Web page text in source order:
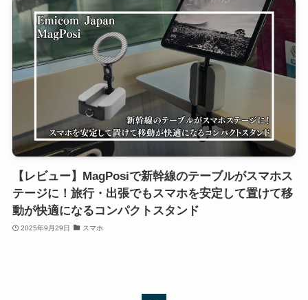
【レビュー】MagPosiで新幹線のテーブルがスマホス
テージに！旅行・出張でもスマホを安定して置けて移
動が快適になるコンパクトスタンド
2025年9月29日 スマホ